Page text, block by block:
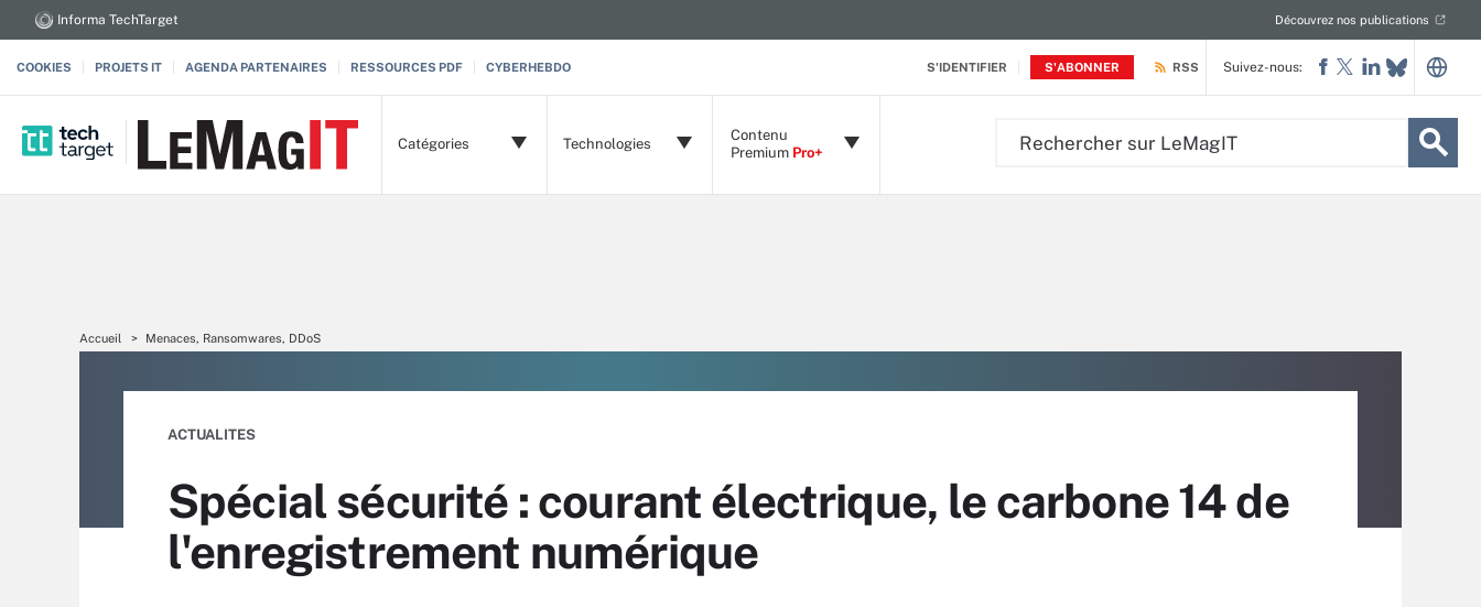
S'IDENTIFIER S'ABONNER
Informa TechTarget Découvrez nos publications
COOKIES PROJETS IT AGENDA PARTENAIRES RESSOURCES PDF CYBERHEBDO RSS
Catégories Technologies
Contenu
Premium Pro+
Suivez-nous:
Accueil Menaces, Ransomwares, DDoS
ACTUALITES
Spécial sécurité : courant électrique, le carbone 14 de
l'enregistrement numérique